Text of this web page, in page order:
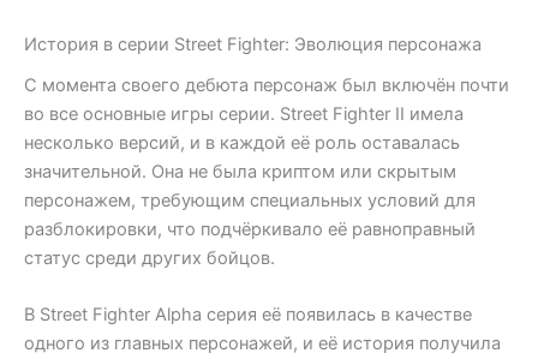
История в серии Street Fighter: Эволюция персонажа
С момента своего дебюта персонаж был включён почти
во все основные игры серии. Street Fighter II имела
несколько версий, и в каждой её роль оставалась
значительной. Она не была криптом или скрытым
персонажем, требующим специальных условий для
разблокировки, что подчёркивало её равноправный
статус среди других бойцов.
В Street Fighter Alpha серия её появилась в качестве
одного из главных персонажей, и её история получила